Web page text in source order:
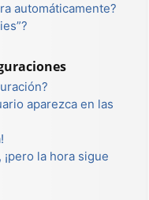
automáticamente?
aparezca en las
la hora sigue